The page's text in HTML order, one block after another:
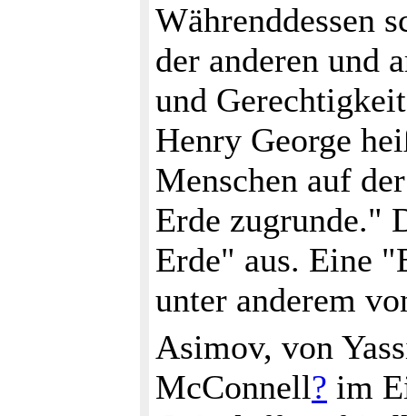
Währenddessen
der anderen und
und
Henry George
Menschen auf
Erde zugrunde."
Erde" aus. Eine
unter anderem
Asimov, von
McConnell? im